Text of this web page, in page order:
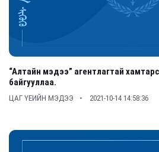
“Алтайн мэдээ” агентлагтай
байгууллаа.
ЦАГ ҮЕИЙН МЭДЭЭ 2021-10-14 14:58:36